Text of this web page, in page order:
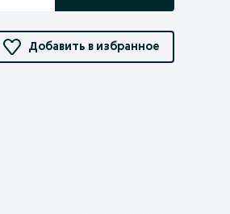
Добавить в избранное